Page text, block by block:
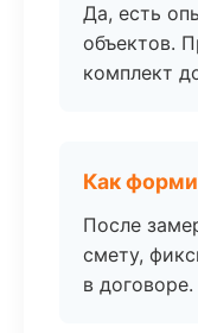
Да, есть
объектов.
комплект
Как
После
смету,
в договоре.